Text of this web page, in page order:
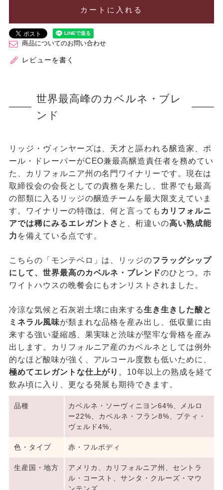
カートに入れる
商品についてのお問い合わせ
レビューを書く
世界最高峰のカベルネ・ブレ
ンド
リッジ・ヴィンヤーズは、天才と謳われる醸造家、ポ
ール・ドレーパーがCEO兼最高醸造責任者を務めてい
た、カリフォルニア州の名門ワイナリーです。現在は
取締役会の会長としての責務を果たし、世界でも最高
の部類に入るリッジの醸造チームを最大限支えていま
す。ワイナリーの特徴は、何と言っても カリフォルニ
アでは稀にみるエレガントさ と、桁違いの高い熟成能
力 を備えている点です。
こちらの「モンテベロ」は、リッジのフラッグシップ
にして、世界最高のカベルネ・ブレンドのひとつ。ホ
ワイトハウスの晩餐会にもオンリストされました。
冷涼な気候と石灰岩土壌に由来する生き生きした酸と
ミネラル風味が類まれな品格を産み出し、低収量に由
来する強い凝縮感、果実味と渋味が堅牢な骨格を産み
出します。カリフォルニア産のカベルネとしては例外
的なほど酸味が強く、アルコール度数も低いために、
極めてエレガントな仕上がり 。10年以上の熟成を経て
飲み頃に入り、更なる発展も期待できます。
品種
カベルネ・ソーヴィニヨン64%、メルロ
ー22%、カベルネ・フラン8%、プティ・
ヴェルド4%、
色・タイプ 赤・フルボディ
生産国・地方
アメリカ、カリフォルニア州、セントラ
ル・コースト、サンタ・クルーズ・マウ